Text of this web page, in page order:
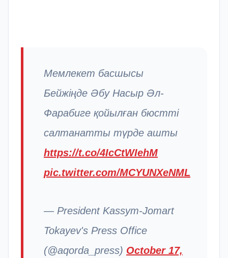
Мемлекет басшысы
Бейжіңде Әбу Насыр Әл-
Фарабиге қойылған бюстті
салтанатты түрде ашты
https://t.co/4IcCtWIehM
pic.twitter.com/MCYUNXeNML
— President Kassym-Jomart
Tokayev's Press Office
(@aqorda_press) October 17,